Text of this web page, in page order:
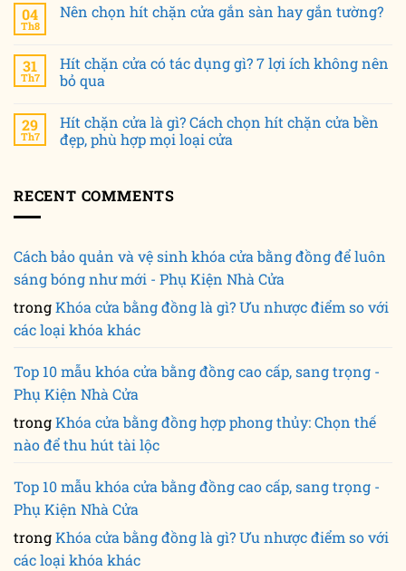
04
Th8
Nên chọn hít chặn cửa gắn sàn hay gắn tường?
31
Th7
Hít chặn cửa có tác dụng gì? 7 lợi ích không nên
bỏ qua
29
Th7
Hít chặn cửa là gì? Cách chọn hít chặn cửa bền
đẹp, phù hợp mọi loại cửa
RECENT COMMENTS
Cách bảo quản và vệ sinh khóa cửa bằng đồng để luôn
sáng bóng như mới - Phụ Kiện Nhà Cửa
trongKhóa cửa bằng đồng là gì? Ưu nhược điểm so với
các loại khóa khác
Top 10 mẫu khóa cửa bằng đồng cao cấp, sang trọng -
Phụ Kiện Nhà Cửa
trongKhóa cửa bằng đồng hợp phong thủy: Chọn thế
nào để thu hút tài lộc
Top 10 mẫu khóa cửa bằng đồng cao cấp, sang trọng -
Phụ Kiện Nhà Cửa
trongKhóa cửa bằng đồng là gì? Ưu nhược điểm so với
các loại khóa khác